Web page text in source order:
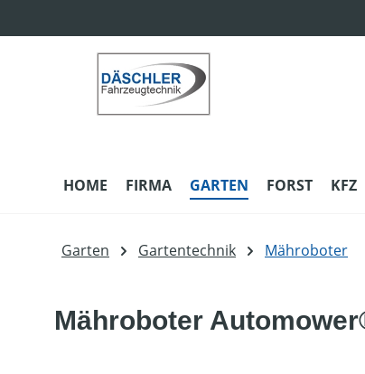
HOME FIRMA GARTEN FORST KFZ
Garten Gartentechnik Mähroboter
Mähroboter